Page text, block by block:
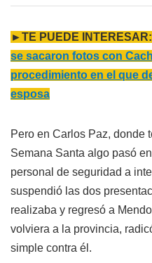
►TE PUEDE INTERESAR:
se sacaron fotos con
procedimiento en el que
esposa
Pero en Carlos Paz, donde
Semana Santa algo pasó
personal de seguridad a
suspendió las dos
realizaba y regresó a
volviera a la provincia,
simple contra él.